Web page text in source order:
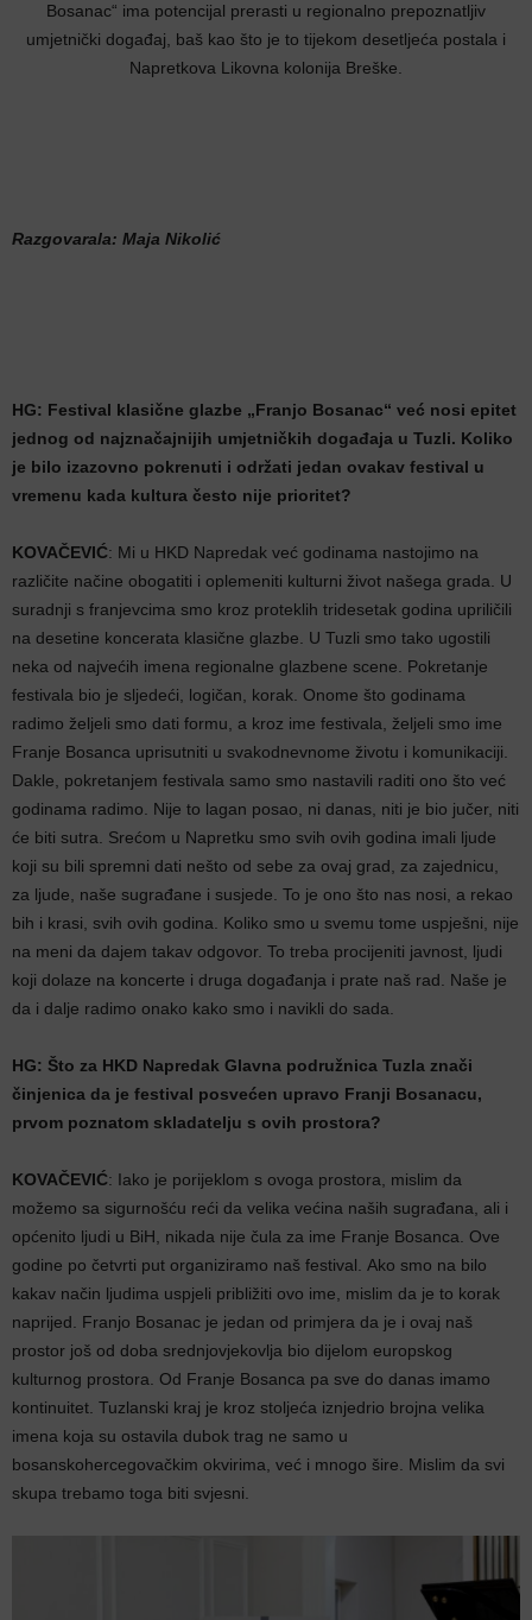
Bosanac“ ima potencijal prerasti u regionalno prepoznatljiv
umjetnički događaj, baš kao što je to tijekom desetljeća postala i
Napretkova Likovna kolonija Breške.
Razgovarala: Maja Nikolić
HG: Festival klasične glazbe „Franjo Bosanac“ već nosi epitet
jednog od najznačajnijih umjetničkih događaja u Tuzli. Koliko
je bilo izazovno pokrenuti i održati jedan ovakav festival u
vremenu kada kultura često nije prioritet?
KOVAČEVIĆ: Mi u HKD Napredak već godinama nastojimo na
različite načine obogatiti i oplemeniti kulturni život našega grada. U
suradnji s franjevcima smo kroz proteklih tridesetak godina upriličili
na desetine koncerata klasične glazbe. U Tuzli smo tako ugostili
neka od najvećih imena regionalne glazbene scene. Pokretanje
festivala bio je sljedeći, logičan, korak. Onome što godinama
radimo željeli smo dati formu, a kroz ime festivala, željeli smo ime
Franje Bosanca uprisutniti u svakodnevnome životu i komunikaciji.
Dakle, pokretanjem festivala samo smo nastavili raditi ono što već
godinama radimo. Nije to lagan posao, ni danas, niti je bio jučer, niti
će biti sutra. Srećom u Napretku smo svih ovih godina imali ljude
koji su bili spremni dati nešto od sebe za ovaj grad, za zajednicu,
za ljude, naše sugrađane i susjede. To je ono što nas nosi, a rekao
bih i krasi, svih ovih godina. Koliko smo u svemu tome uspješni, nije
na meni da dajem takav odgovor. To treba procijeniti javnost, ljudi
koji dolaze na koncerte i druga događanja i prate naš rad. Naše je
da i dalje radimo onako kako smo i navikli do sada.
HG: Što za HKD Napredak Glavna podružnica Tuzla znači
činjenica da je festival posvećen upravo Franji Bosanacu,
prvom poznatom skladatelju s ovih prostora?
KOVAČEVIĆ: Iako je porijeklom s ovoga prostora, mislim da
možemo sa sigurnošću reći da velika većina naših sugrađana, ali i
općenito ljudi u BiH, nikada nije čula za ime Franje Bosanca. Ove
godine po četvrti put organiziramo naš festival. Ako smo na bilo
kakav način ljudima uspjeli približiti ovo ime, mislim da je to korak
naprijed. Franjo Bosanac je jedan od primjera da je i ovaj naš
prostor još od doba srednjovjekovlja bio dijelom europskog
kulturnog prostora. Od Franje Bosanca pa sve do danas imamo
kontinuitet. Tuzlanski kraj je kroz stoljeća iznjedrio brojna velika
imena koja su ostavila dubok trag ne samo u
bosanskohercegovačkim okvirima, već i mnogo šire. Mislim da svi
skupa trebamo toga biti svjesni.